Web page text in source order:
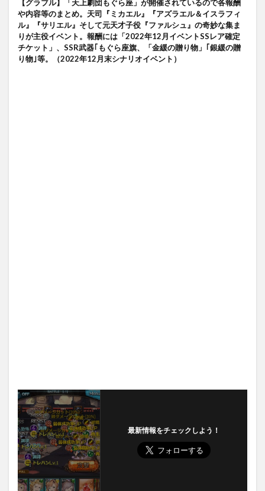
【グラブル】「天上劇団もぐら座」が開催されているので各報酬
や内容等のまとめ。天司『ミカエル』『アズラエル＆イスラフィ
ル』『サリエル』そして元天才子役『ファルシュ』の奇妙な集ま
りが主役イベント。報酬には「2022年12月イベントSSレア確定
チケット」、SSR武器｢もぐら座旗、「金緩の贈り物」｢銀緩の贈
り物｣等。（2022年12月末シナリオイベント）
最新情報をチェックしよう！